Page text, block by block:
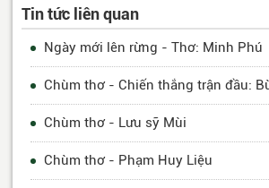
Tin tức liên quan
Ngày mới lên rừng - Thơ: Minh Phú
Chùm thơ - Chiến thắng trận đầu:
Chùm thơ - Lưu sỹ Mùi
Chùm thơ - Phạm Huy Liệu